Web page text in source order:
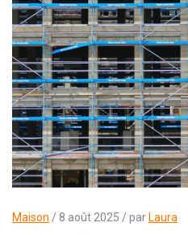
Maison / 8 août 2025 / par Laura